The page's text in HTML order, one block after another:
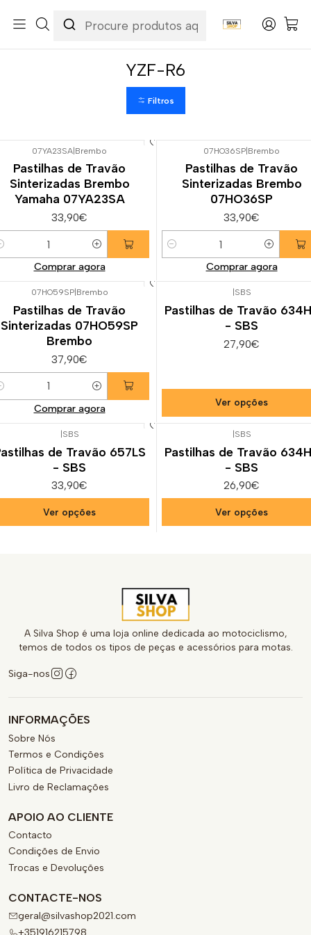
Suspensão & Travões
Pastilhas de Travão Yamaha YZF-R6
YZF-R6
Filtros
07YA23SA|Brembo
Pastilhas de Travão
Sinterizadas Brembo
Yamaha 07YA23SA
33,90€
Comprar agora
07HO36SP|Brembo
Pastilhas de Travão
Sinterizadas Brembo
07HO36SP
33,90€
Quantidade
Comprar agora
07HO59SP| Brembo
Pastilhas de Travão
Sinterizadas 07HO59SP
Brembo
37,90€
Comprar agora
SBS
Pastilhas de Travão
- SBS
27,90€
Ver opções
|SBS
de Travão 657LS
- SBS
33,90€
Ver opções
|SBS
Pastilhas de Travão
- SBS
26,90€
Ver opções
A Silva Shop é uma loja online dedicada ao motociclismo,
temos de todos os tipos de peças e acessórios para motas.
Siga-nos
INFORMAÇÕES
Sobre Nós
Termos e Condições
Política de Privacidade
Livro de Reclamações
APOIO AO CLIENTE
Contacto
Condições de Envio
Trocas e Devoluções
CONTACTE-NOS
geral@silvashop2021.com
+351916215798